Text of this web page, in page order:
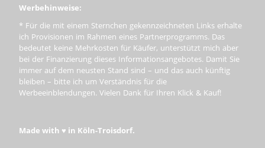
Werbehinweise:
* Für die mit einem Sternchen gekennzeichneten Links erhalte
ich Provisionen im Rahmen eines Partnerprogramms. Das
bedeutet keine Mehrkosten für Käufer, unterstützt mich aber
bei der Finanzierung dieses Informationsangebotes. Damit Sie
immer auf dem neusten Stand sind – und das auch künftig
bleiben – bitte ich um Verständnis für die
Werbeeinblendungen. Vielen Dank für Ihren Klick & Kauf!
Made with ♥ in Köln-Troisdorf.